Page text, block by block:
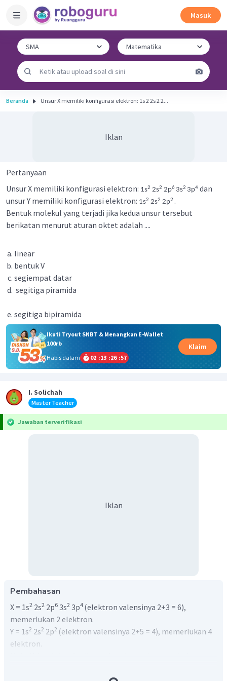
Masuk
Beranda Unsur X memiliki konfigurasi elektron: 1s 2 2s 2 2...
Iklan
Pertanyaan
Unsur X memiliki konfigurasi elektron: 1s2 2s2 2p6 3s2 3p4 dan
unsur Y memiliki konfigurasi elektron: 1s2 2s2 2p2 .
Bentuk molekul yang terjadi jika kedua unsur tersebut
berikatan menurut aturan oktet adalah ....
linear
bentuk V
segiempat datar
segitiga piramida
segitiga bipiramida
Ikuti Tryout SNBT & Menangkan E-Wallet
100rb
Habis dalam
02 :13 :26 :57
Klaim
I. Solichah
Master Teacher
Jawaban terverifikasi
Iklan
Pembahasan
X = 1s2 2s2 2p6 3s2 3p4 (elektron valensinya 2+3 = 6),
memerlukan 2 elektron.
Y = 1s2 2s2 2p2 (elektron valensinya 2+5 = 4), memerlukan 4
elektron.